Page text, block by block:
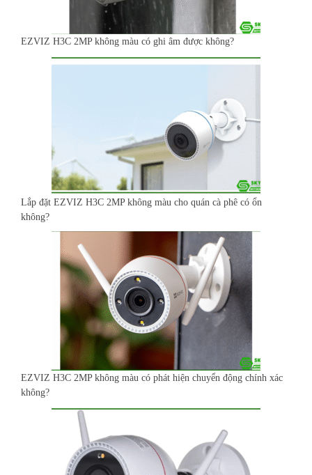
EZVIZ H3C 2MP không màu có ghi âm được không?
Lắp đặt EZVIZ H3C 2MP không màu cho quán cà phê có ổn
không?
EZVIZ H3C 2MP không màu có phát hiện chuyển động chính xác
không?